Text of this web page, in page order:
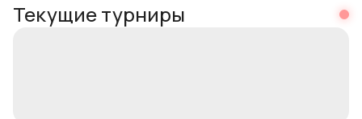
Текущие турниры